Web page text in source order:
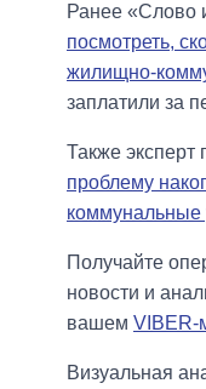
Ранее «Слово
посмотреть,
жилищно-
заплатили за
Также эксперт
проблему
коммунальные
Получайте
новости и
вашем VIBER-
Визуальная